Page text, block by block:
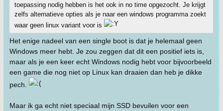
toepassing nodig hebben is het ook in no time opgezocht. Je krijgt
zelfs alternatieve opties als je naar een windows programma zoekt
waar geen linux variant voor is
Het enige nadeel van een single boot is dat je helemaal geen
Windows meer hebt. Je zou zeggen dat dit een positief iets is,
maar als je een keer echt Windows nodig hebt voor bijvoorbeeld
een game die nog niet op Linux kan draaien dan heb je dikke
pech.
Maar ik ga echt niet speciaal mijn SSD bevuilen voor een